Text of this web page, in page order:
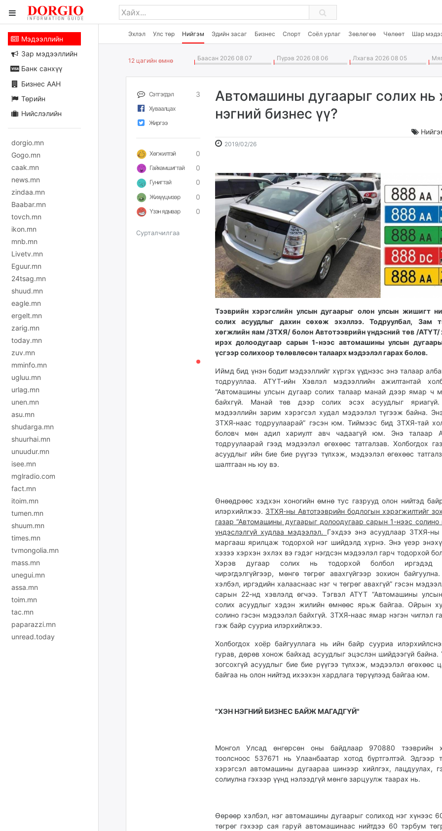
Эхлэл Улс төр Нийгэм Эдийн засаг Бизнес Спорт Соёл урлаг Зөвлөгөө Чөлөөт Шар
Мэдээллийн
Зар мэдээллийн
Банк санхүү
Бизнес ААН
Төрийн
Нийслэлийн
dorgio.mn
Gogo.mn
caak.mn
news.mn
zindaa.mn
Baabar.mn
tovch.mn
ikon.mn
mnb.mn
Livetv.mn
Eguur.mn
24tsag.mn
shuud.mn
eagle.mn
ergelt.mn
zarig.mn
today.mn
zuv.mn
mminfo.mn
ugluu.mn
urlag.mn
unen.mn
asu.mn
shudarga.mn
shuurhai.mn
unuudur.mn
isee.mn
mglradio.com
fact.mn
itoim.mn
tumen.mn
shuum.mn
times.mn
tvmongolia.mn
mass.mn
unegui.mn
assa.mn
toim.mn
tac.mn
paparazzi.mn
unread.today
12 цагийн өмнө Баасан 2026 08 07 Пүрэв 2026 08 06 Лхагва 2026 08 05
Сэтгэгдэл 3
Хуваалцах
Жиргээ
Хөгжилтэй 0
Гайхамшигтай 0
Гунигтай 0
Жихүүцмээр 0
Үзэн ядмаар 0
Сурталчилгаа
Автомашины дугаарыг солих нь
нэгний бизнес үү?
2019/02/262019-
09:50:23
2026-
03:49:15
Тээврийн хэрэгслийн улсын дугаарыг олон улсын жишигт
солих асуудлыг дахин сөхөж эхэллээ. Тодруулбал, Зам
хөгжлийн яам /ЗТХЯ/ болон Автотээврийн үндэсний төв /АТҮТ/
ирэх долоодугаар сарын 1-нээс автомашины улсын
үсгээр солихоор төлөвлөсөн талаарх мэдээлэл гарах болов.
Иймд бид үнэн бодит мэдээллийг хүргэх үүднээс энэ талаар
тодрууллаа. АТҮТ-ийн Хэвлэл мэдээллийн ажилтантай
“Автомашины улсын дугаар солих талаар манай дээр ямар ч
байхгүй. Манай төв дээр солих эсэх асуудлыг яриагүй.
мэдээллийн зарим хэрэгсэл худал мэдээлэл түгээж байна.
ЗТХЯ-наас тодруулаарай” гэсэн юм. Тиймээс бид ЗТХЯ-тай
боловч мөн адил хариулт авч чадаагүй юм. Энэ талаар
тодруулаарай гээд мэдээлэл өгөхөөс татгалзав. Холбогдох
асуудлыг ийн бие бие рүүгээ түлхэж, мэдээлэл өгөхөөс
шалтгаан нь юу вэ.
Өнөөдрөөс хэдхэн хоногийн өмнө тус газрууд олон нийтэд
илэрхийлжээ. ЗТХЯ-ны Автотээврийн бодлогын хэрэгжилтийг
газар “Автомашины дугаарыг долоодугаар сарын 1-нээс солино
үндэслэлгүй худлаа мэдээлэл. Гэхдээ энэ асуудлаар ЗТХЯ-ны
маргааш ярилцаж тодорхой нэг шийдэлд хүрнэ. Энэ үеэр
хэзээ хэрхэн эхлэх вэ гэдэг нэгдсэн мэдээлэл гарч тодорхой
Хэрэв дугаар солих нь тодорхой болбол иргэдэд
чирэгдэлгүйгээр, мөнгө төгрөг авахгүйгээр зохион
хэлбэл, иргэдийн халааснаас нэг ч төгрөг авахгүй” гэсэн
сарын 22-нд хэвлэлд өгчээ. Тэгвэл АТҮТ “Автомашины
солих асуудлыг хэдэн жилийн өмнөөс ярьж байгаа. Ойрын
солино гэсэн мэдээлэл байхгүй. ЗТХЯ-наас ямар нэгэн чиглэл
гэж байр сууриа илэрхийлжээ.
Холбогдох хоёр байгууллага нь ийн байр сууриа
гурав, дөрөв хонож байхад асуудлыг эцэслэн шийдээгүй байна.
зогсохгүй асуудлыг бие бие рүүгээ түлхэж, мэдээлэл өгөхөөс
байгаа нь олон нийтэд ихээхэн хардлага төрүүлээд байгаа юм.
"ХЭН НЭГНИЙ БИЗНЕС БАЙЖ МАГАДГҮЙ"
Монгол Улсад өнгөрсөн оны байдлаар 970880 тээврийн
тоолсноос 537671 нь Улаанбаатар хотод бүртгэлтэй. Эдгээр
хэрэгсэл автомашины дугаараа шинээр хийлгэх, лацдуулах,
солиулна гэхээр үүнд нэлээдгүй мөнгө зарцуулж таарах нь.
Өөрөөр хэлбэл, нэг автомашины дугаарыг солиход нэг хүнээс
төгрөг гэхээр сая гаруй автомашинаас нийтдээ 60 тэрбум